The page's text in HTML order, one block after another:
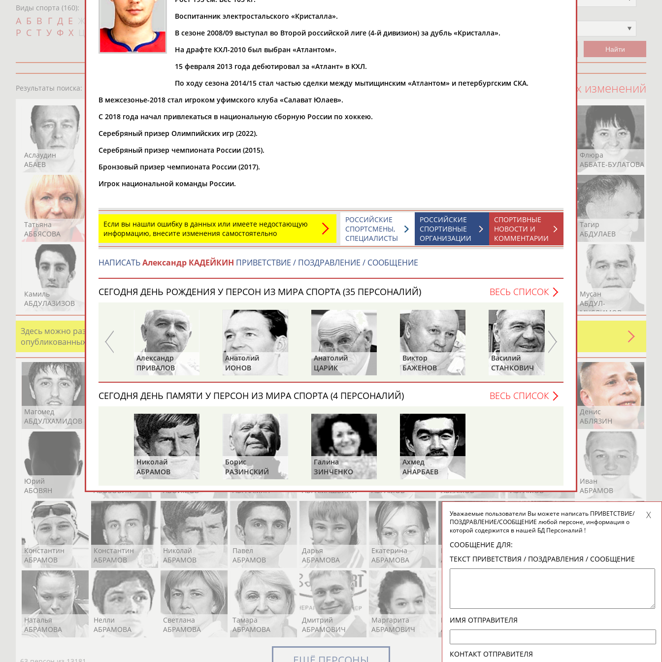
Виды спорта (160):
А Б В Г Д Е К Л М Н
П
Р С Т У Ф Х Ш Щ Э Ю Я
Дата рождения
чч год чч мм
Результаты поиска: 100 последних изменений
Аслаудин
АБАЕВ
Елена
АБАИМОВА
Мария
АБАКУМОВА
Юлия
АБАЛАКИНА
Флюра
АББАТЕ-БУЛАТОВА
Татьяна
АББЯСОВА
Акжана
АБДИКАРИМОВА
Артур
АБДРАХМАНОВ
Каримжан
АБДРАХМАНОВ
Аделя
АБДРАХМАНОВА
Андрей
АБДУВАЛИЕВ
Герман
АБДУЛАЕВ
Рамазан
АБДУЛАЕВ
Тагир
АБДУЛАЕВ
Камиль
АБДУЛАЗИЗОВ
Загалав
Камалудин
Абдула
Магомед
Назир
Эмиль
Мусан
АБДУЛ-
МУСЛИМОВ
Здесь можно разместить информацию о хорошо известном спортсмене, тренере, специалисте или исправить какую-либо ошибку в уже
опубликованных записях. Страна должна знать своих героев! Герои спорта - это одни из главных патриотов своей страны!
Магомед
АБДУЛХАМИДОВ
АБДУРАХМАНОВ
АБДУРАШИДОВ
АБДУРАШИДОВ
АБДУСАЛАМОВ
АБДЫКАЛЫКОВ
АБЗАЛИМОВ
Денис
АБЛЯЗИН
Юрий
АБОВЯН
АБОЗОВИК
Виктор
АБОИМОВ
Элизабет
АБРААМЯН
Захария
АБРАМАШВИЛИ
Александр
АБРАМОВ
Андрей
АБРАМОВ
АБРАМОВ
Иван
АБРАМОВ
Константин
АБРАМОВ
Константин
АБРАМОВ
Николай
АБРАМОВ
Павел
АБРАМОВ
Дарья
АБРАМОВА
Екатерина
АБРАМОВА
Екатерина
АБРАМОВА
Ирина
АБРАМОВА
АБРАМОВА
Наталья
АБРАМОВА
Нелли
АБРАМОВА
Светлана
АБРАМОВА
Тамара
АБРАМОВА
Дмитрий
АБРАМОВИЧ
Маргарита
АБРАМОВИЧ
Иракли
АБРАМЯН
Осеп
АБРАМЯН
АБРАРОВ
Воспитанник электростальского «Кристалла».
В сезоне 2008/09 выступал во Второй российской лиге (4-й дивизион) за дубль «Кристалла».
На драфте КХЛ-2010 был выбран «Атлантом».
15 февраля 2013 года дебютировал за «Атлант» в КХЛ.
По ходу сезона 2014/15 стал частью сделки между мытищинским «Атлантом» и петербургским СКА.
В межсезонье-2018 стал игроком уфимского клуба «Салават Юлаев».
С 2018 года начал привлекаться в национальную сборную России по хоккею.
Серебряный призер Олимпийских игр (2022).
Серебряный призер чемпионата России (2015).
Бронзовый призер чемпионата России (2017).
Игрок национальной команды России.
Если вы нашли ошибку в данных или имеете недостающую
информацию, внесите изменения самостоятельно
СПОРТИВНЫЕ
НОВОСТИ И
КОММЕНТАРИИ
РОССИЙСКИЕ
СПОРТИВНЫЕ
ОРГАНИЗАЦИИ
РОССИЙСКИЕ
СПОРТСМЕНЫ,
СПЕЦИАЛИСТЫ
НАПИСАТЬАлександр КАДЕЙКИН ПРИВЕТСТВИЕ / ПОЗДРАВЛЕНИЕ / СООБЩЕНИЕ
СЕГОДНЯ ДЕНЬ РОЖДЕНИЯ У ПЕРСОН ИЗ МИРА СПОРТА (35 ПЕРСОНАЛИЙ) ВЕСЬ СПИСОК
Александр
ПРИВАЛОВ
Анатолий
ИОНОВ
Анатолий
ЦАРИК
Виктор
БАЖЕНОВ
Василий
СТАНКОВИЧ
Евгений
ЗИМИН
Николай
АВИЛОВ
СЕГОДНЯ ДЕНЬ ПАМЯТИ У ПЕРСОН ИЗ МИРА СПОРТА (4 ПЕРСОНАЛИЙ) ВЕСЬ СПИСОК
Николай
АБРАМОВ
Борис
РАЗИНСКИЙ
Галина
ЗИНЧЕНКО
Ахмед
АНАРБАЕВ
Уважаемые пользователи Вы можете написать ПРИВЕТСТВИЕ/
ПОЗДРАВЛЕНИЕ/СООБЩЕНИЕ любой персоне, информация о
которой содержится в нашей БД Персоналий !
СООБЩЕНИЕ ДЛЯ:
ТЕКСТ ПРИВЕТСТВИЯ / ПОЗДРАВЛЕНИЯ / СООБЩЕНИЕ
ИМЯ ОТПРАВИТЕЛЯ
КОНТАКТ ОТПРАВИТЕЛЯ